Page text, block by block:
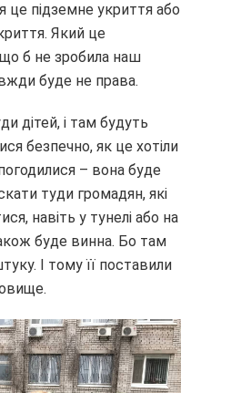
це підземне укриття або
Який це
б не зробила наш
буде не права.
дітей, і там будуть
безпечно, як це хотіли
– вона буде
туди громадян, які
навіть у тунелі або на
буде винна. Бо там
І тому її поставили